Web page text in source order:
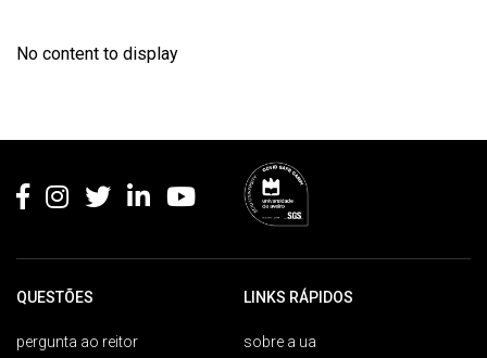
No content to display
QUESTÕES
pergunta ao reitor
LINKS RÁPIDOS
sobre a ua